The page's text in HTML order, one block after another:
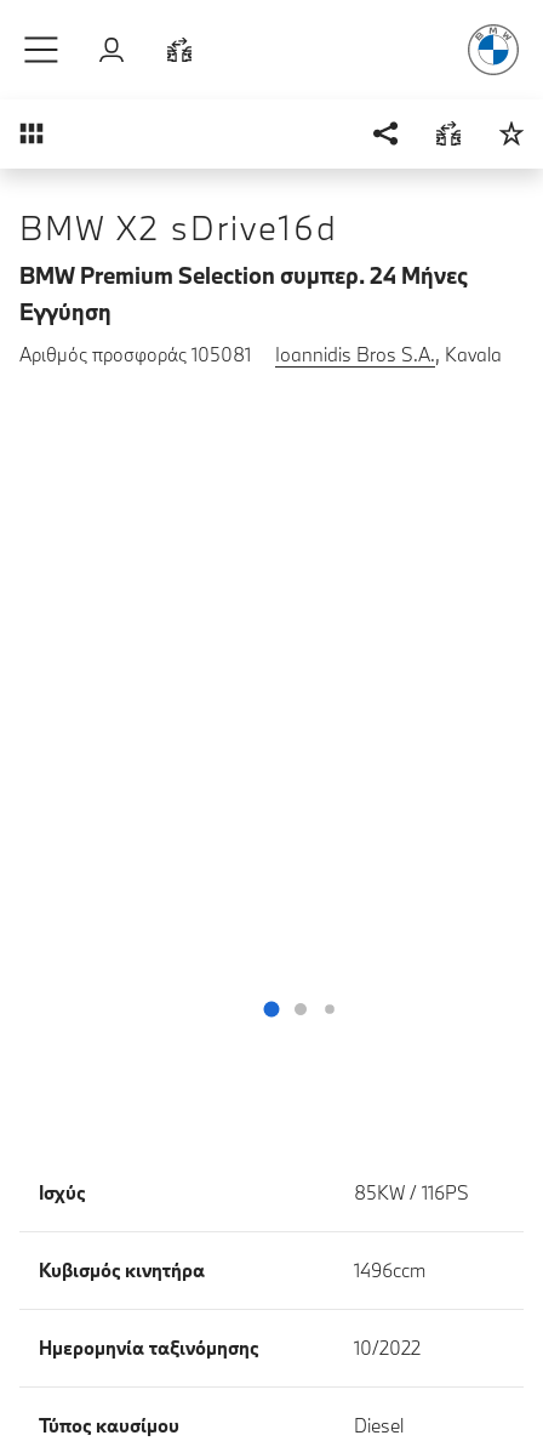
Σύνδεση
Επισκόπηση
BMW X2 sDrive16d
BMW Premium Selection συμπερ. 24 Μήνες
Εγγύηση
Αριθμός προσφοράς 105081 Ioannidis Bros S.A., Kavala
Ισχύς 85KW / 116PS
Κυβισμός κινητήρα 1496ccm
Ημερομηνία ταξινόμησης 10/2022
Τύπος καυσίμου Diesel